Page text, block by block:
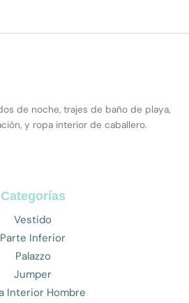
de noche, trajes de baño de playa,
y ropa interior de caballero.
Categorías
Vestido
Parte Inferior
Palazzo
Jumper
Interior Hombre